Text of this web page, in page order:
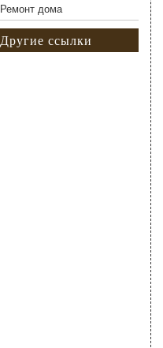
Ремонт дома
Другие ссылки